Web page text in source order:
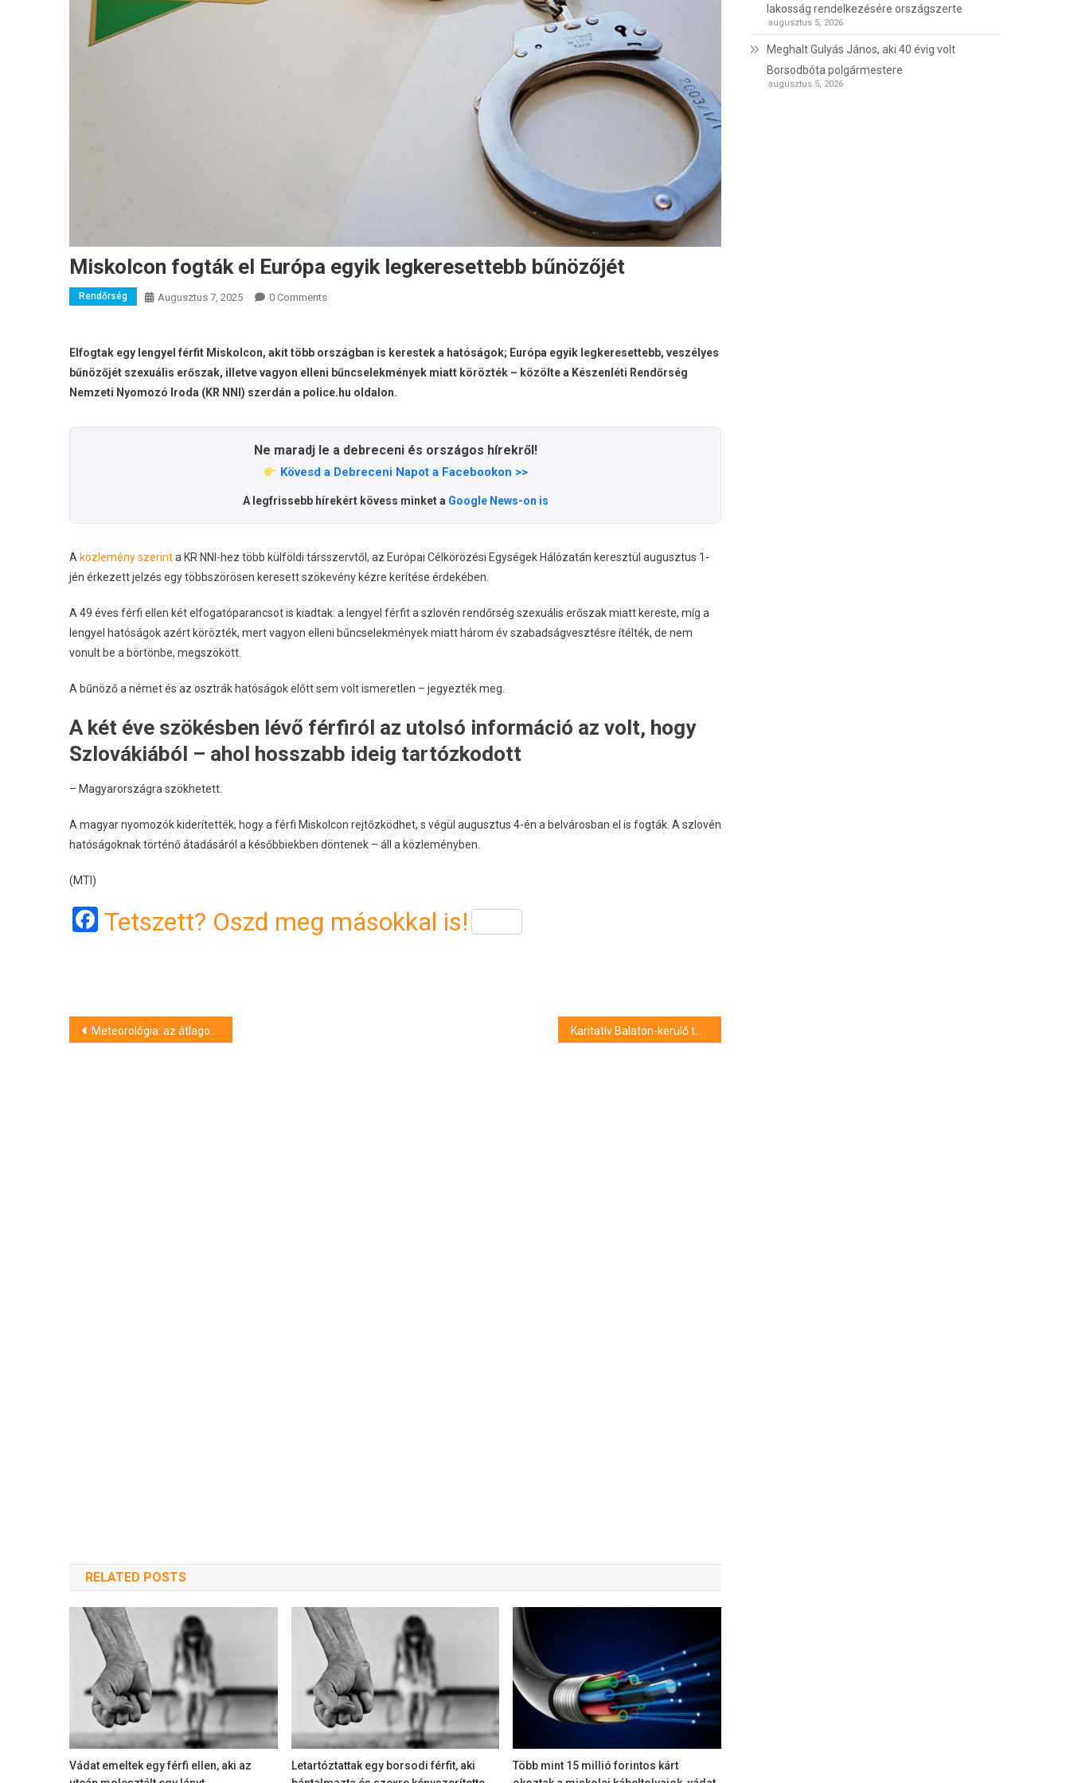
Miskolcon fogták el Európa egyik legkeresettebb bűnözőjét
Rendőrség Augusztus 7, 2025 0 Comments
Elfogtak egy lengyel férfit Miskolcon, akit több országban is kerestek a hatóságok; Európa egyik legkeresettebb, veszélyes
bűnözőjét szexuális erőszak, illetve vagyon elleni bűncselekmények miatt körözték – közölte a Készenléti Rendőrség
Nemzeti Nyomozó Iroda (KR NNI) szerdán a police.hu oldalon.
Ne maradj le a debreceni és országos hírekről!
Kövesd a Debreceni Napot a Facebookon >>
A legfrissebb hírekért kövess minket a Google News-on is
A közlemény szerinta KR NNI-hez több külföldi társszervtől, az Európai Célkörözési Egységek Hálózatán keresztül augusztus 1-
jén érkezett jelzés egy többszörösen keresett szökevény kézre kerítése érdekében.
A 49 éves férfi ellen két elfogatóparancsot is kiadtak: a lengyel férfit a szlovén rendőrség szexuális erőszak miatt kereste, míg a
lengyel hatóságok azért körözték, mert vagyon elleni bűncselekmények miatt három év szabadságvesztésre ítélték, de nem
vonult be a börtönbe, megszökött.
A bűnöző a német és az osztrák hatóságok előtt sem volt ismeretlen – jegyezték meg.
A két éve szökésben lévő férfiról az utolsó információ az volt, hogy
Szlovákiából – ahol hosszabb ideig tartózkodott
– Magyarországra szökhetett.
A magyar nyomozók kiderítették, hogy a férfi Miskolcon rejtőzködhet, s végül augusztus 4-én a belvárosban el is fogták. A szlovén
hatóságoknak történő átadásáról a későbbiekben döntenek – áll a közleményben.
(MTI)
Facebook
Tetszett? Oszd meg másokkal is!
Bejegyzés
Meteorológia: az átlagosnál melegebb és kissé szárazabb volt a július Karitatív Balaton-kerülő tandemkerékpározás 14. alkalommal
RELATED POSTS
Vádat emeltek egy férfi ellen, aki az
Letartóztattak egy borsodi férfit, aki
Több mint 15 millió forintos kárt
lakosság rendelkezésére országszerte
augusztus 5, 2026
Meghalt Gulyás János, aki 40 évig volt
Borsodbóta polgármestere
augusztus 5, 2026